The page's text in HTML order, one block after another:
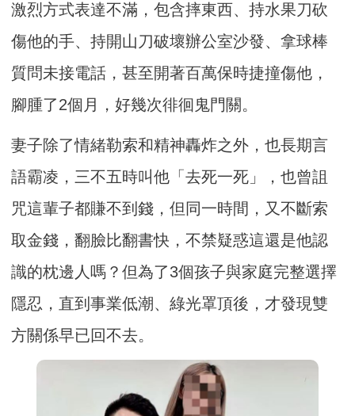
激烈方式表達不滿，包含摔東西、持水果刀砍
傷他的手、持開山刀破壞辦公室沙發、拿球棒
質問未接電話，甚至開著百萬保時捷撞傷他，
腳腫了2個月，好幾次徘徊鬼門關。
妻子除了情緒勒索和精神轟炸之外，也長期言
語霸凌，三不五時叫他「去死一死」，也曾詛
咒這輩子都賺不到錢，但同一時間，又不斷索
取金錢，翻臉比翻書快，不禁疑惑這還是他認
識的枕邊人嗎？但為了3個孩子與家庭完整選擇
隱忍，直到事業低潮、綠光罩頂後，才發現雙
方關係早已回不去。